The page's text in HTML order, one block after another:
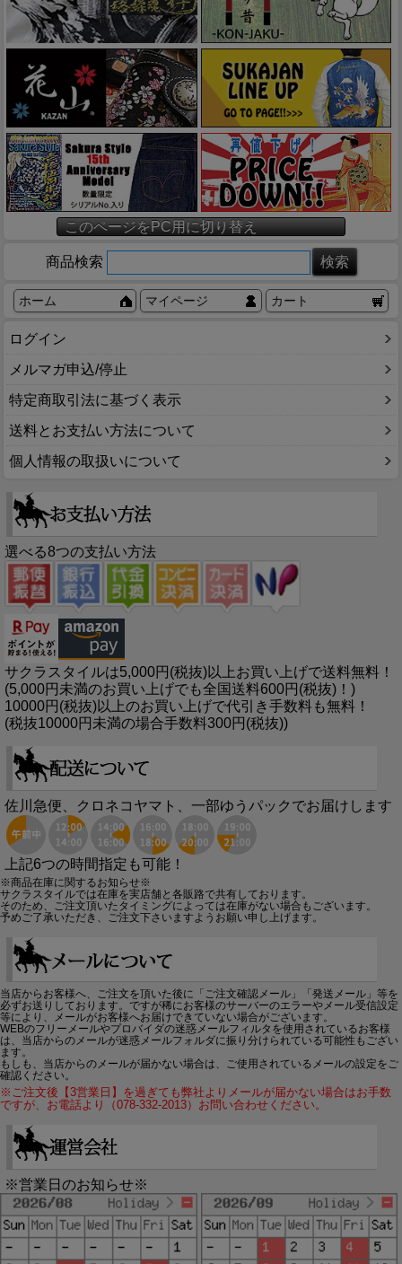
このページをPC用に切り替え
商品検索
ホーム マイページ カート
ログイン
メルマガ申込/停止
特定商取引法に基づく表示
送料とお支払い方法について
個人情報の取扱いについて
選べる8つの支払い方法
サクラスタイルは5,000円(税抜)以上お買い上げで送料無料！
(5,000円未満のお買い上げでも全国送料600円(税抜)！)
10000円(税抜)以上のお買い上げで代引き手数料も無料！
(税抜10000円未満の場合手数料300円(税抜))
佐川急便、クロネコヤマト、一部ゆうパックでお届けします
上記6つの時間指定も可能！
※商品在庫に関するお知らせ※
サクラスタイルでは在庫を実店舗と各販路で共有しております。
そのため、ご注文頂いたタイミングによっては在庫がない場合もございます。
予めご了承いただき、ご注文下さいますようお願い申し上げます。
当店からお客様へ、ご注文を頂いた後に「ご注文確認メール」「発送メール」等を
必ずお送りしております。ですが稀にお客様のサーバーのエラーやメール受信設定
等により、メールがお客様へお届けできていない場合がございます。
WEBのフリーメールやプロバイダの迷惑メールフィルタを使用されているお客様
は、当店からのメールが迷惑メールフォルダに振り分けられている可能性もござい
ます。
もしも、当店からのメールが届かない場合は、ご使用されているメールの設定をご
確認ください。
※ご注文後【3営業日】を過ぎても弊社よりメールが届かない場合はお手数
ですが、お電話より（078-332-2013）お問い合わせください。
※営業日のお知らせ※